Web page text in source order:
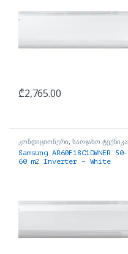
₾2,765.00
კონდიციონერი,საოჯახო ტექნიკა
Samsung AR60F18C1DWNER 50-
60 m2 Inverter – White